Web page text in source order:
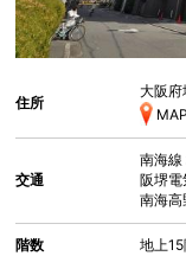
住所
大阪
交通
南海線
阪堺
南海
階数 地上